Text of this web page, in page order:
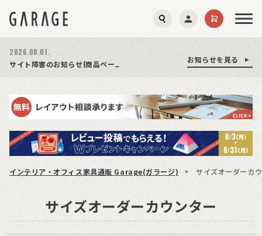
2026.08.03.
お知らせを見る
商品ページ障害復旧のお知らせ お知らせを見る
2026.08.01.
サイト障害のお知らせ(商品ページが正常に表示されない事象発生)
お知らせを見る
インテリア・オフィス家具通販 Garage(ガラージ) サイズオーダーカ
サイズオーダーカウンター